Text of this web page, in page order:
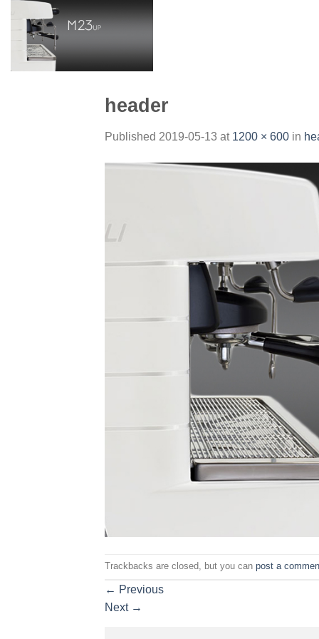
content
header
Published 2019-05-13 at 1200 × 600 in
Trackbacks are closed, but you can post a
← Previous
Next →